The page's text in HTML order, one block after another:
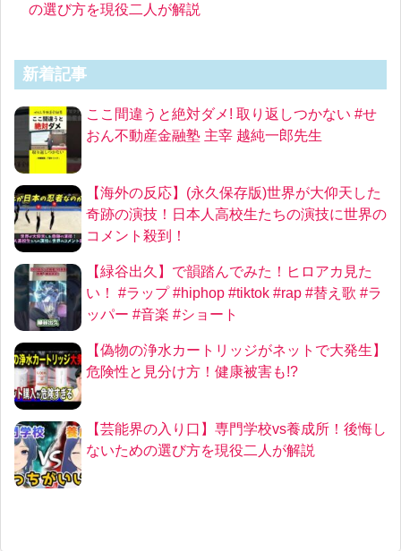
の選び方を現役二人が解説
新着記事
ここ間違うと絶対ダメ! 取り返しつかない #せ
おん不動産金融塾 主宰 越純一郎先生
【海外の反応】(永久保存版)世界が大仰天した
奇跡の演技！日本人高校生たちの演技に世界の
コメント殺到！
【緑谷出久】で韻踏んでみた！ヒロアカ見た
い！ #ラップ #hiphop #tiktok #rap #替え歌 #ラ
ッパー #音楽 #ショート
【偽物の浄水カートリッジがネットで大発生】
危険性と見分け方！健康被害も!?
【芸能界の入り口】専門学校vs養成所！後悔し
ないための選び方を現役二人が解説